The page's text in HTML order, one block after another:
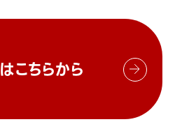
こちらから